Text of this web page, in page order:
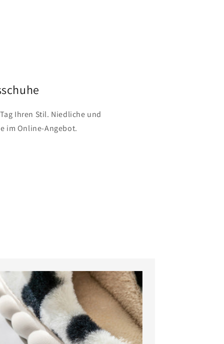
Ihren Stil. Niedliche und
im Online-Angebot.